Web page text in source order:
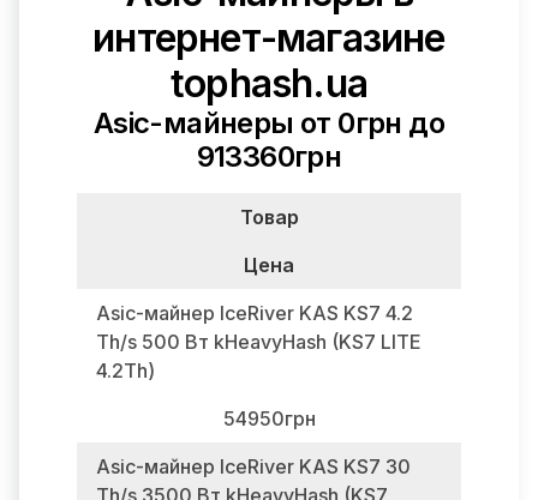
интернет-магазине
tophash.ua
Asic-майнеры от 0грн до
913360грн
Товар
Цена
Asic-майнер IceRiver KAS KS7 4.2
Th/s 500 Вт kHeavyHash (KS7 LITE
4.2Th)
54950грн
Asic-майнер IceRiver KAS KS7 30
Th/s 3500 Вт kHeavyHash (KS7